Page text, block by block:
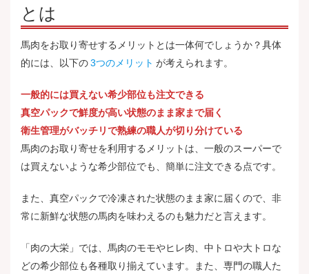
とは
馬肉をお取り寄せするメリットとは一体何でしょうか？具体
的には、以下の3つのメリット が考えられます。
一般的には買えない希少部位も注文できる
真空パックで鮮度が高い状態のまま家まで届く
衛生管理がバッチリで熟練の職人が切り分けている
馬肉のお取り寄せを利用するメリットは、一般のスーパーで
は買えないような希少部位でも、簡単に注文できる点です。
また、真空パックで冷凍された状態のまま家に届くので、非
常に新鮮な状態の馬肉を味わえるのも魅力だと言えます。
「肉の大栄」では、馬肉のモモやヒレ肉、中トロや大トロな
どの希少部位も各種取り揃えています。また、専門の職人た